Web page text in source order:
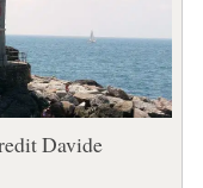
Davide